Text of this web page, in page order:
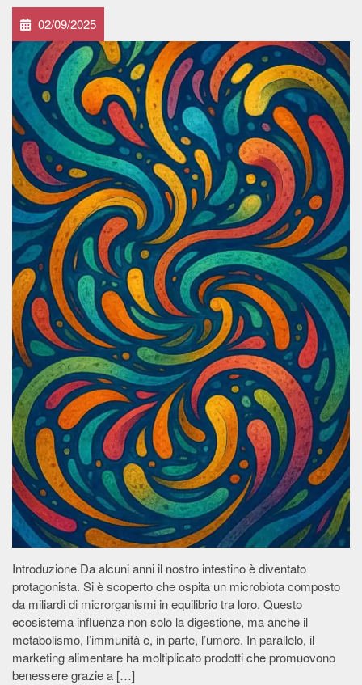
02/09/2025
Introduzione Da alcuni anni il nostro intestino è diventato
protagonista. Si è scoperto che ospita un microbiota composto
da miliardi di microrganismi in equilibrio tra loro. Questo
ecosistema influenza non solo la digestione, ma anche il
metabolismo, l’immunità e, in parte, l’umore. In parallelo, il
marketing alimentare ha moltiplicato prodotti che promuovono
benessere grazie a […]